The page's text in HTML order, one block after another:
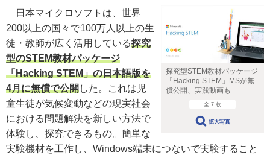
探究型STEM教材パッケージ
「Hacking STEM」MSが無
償公開、実践動画も
全 7 枚
拡大写真
日本マイクロソフトは、世界
200以上の国々で100万人以上の生
徒・教師が広く活用している探究
型のSTEM教材パッケージ
「Hacking STEM」の日本語版を
4月に無償で公開した。これは児
童生徒が気候変動などの現実社会
における問題解決を新しい方法で
体験し、探究できるもの。簡単な
実験機材を工作し、Windows端末につないで実験すること